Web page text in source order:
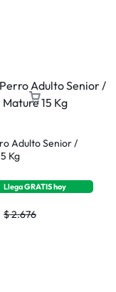
Adulto Senior /
Kg
LlegaGRATIShoy
$2.676